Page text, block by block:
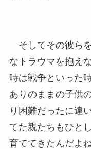
そしてその彼ら
なトラウマを抱え
時は戦争といった
ありのままの子供
り困難だったに違
てた親たちもひと
育ててきたんだよ